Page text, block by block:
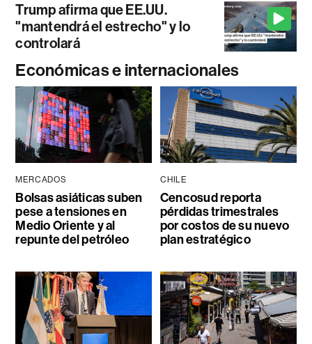
Trump afirma que EE.UU.
"mantendrá el estrecho" y lo
controlará
Económicas e internacionales
MERCADOS
Bolsas asiáticas suben
pese a tensiones en
Medio Oriente y al
repunte del petróleo
CHILE
Cencosud reporta
pérdidas trimestrales
por costos de su nuevo
plan estratégico